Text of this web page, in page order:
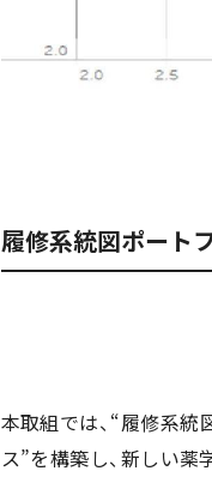
履修系統図ポート
本取組では、“履修系
ス”を構築し、新しい